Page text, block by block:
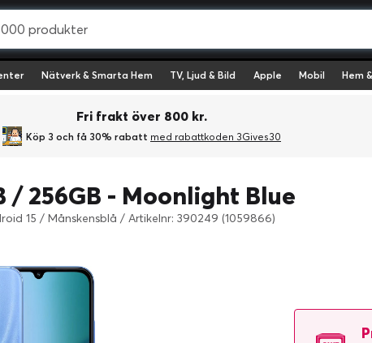
Nätverk & Smarta Hem TV, Ljud & Bild Apple Mobil Hem
Fri frakt över 800 kr.
Köp 3 och få 30% rabatt med rabattkoden 3Gives30
/ 256GB - Moonlight Blue
15 / Månskensblå / Artikelnr: 390249 (1059866)